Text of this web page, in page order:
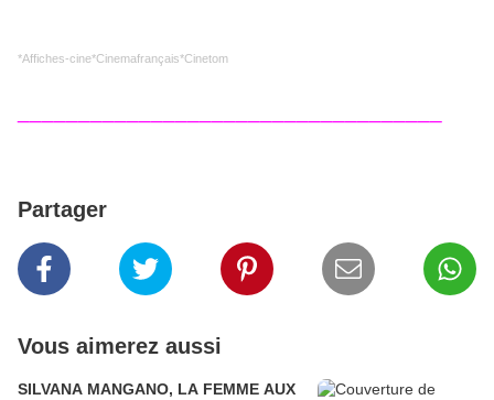
*Affiches-cine*Cinemafrançais*Cinetom
Partager
Vous aimerez aussi
SILVANA MANGANO, LA FEMME AUX